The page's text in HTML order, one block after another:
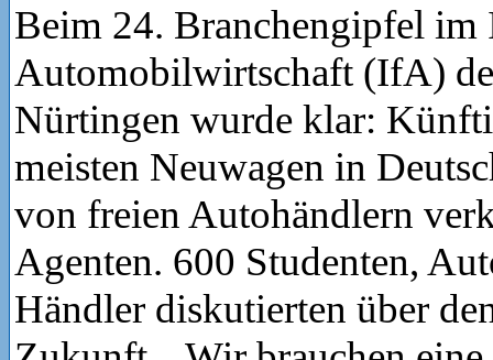
Beim 24. Branchengipfel
Automobilwirtschaft (IfA)
Nürtingen wurde klar:
meisten Neuwagen in
von freien Autohändlern
Agenten. 600 Studenten,
Händler diskutierten über